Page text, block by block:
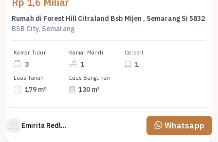
Rumah di Forest Hill Citraland Bsb Mijen , Semarang Si 5832
BSB City, Semarang
Kamar Tidur
3
Kamar Mandi
1
Carport
1
Luas Tanah
179 m²
Luas Bangunan
130 m²
Emirita Redland Whatsapp